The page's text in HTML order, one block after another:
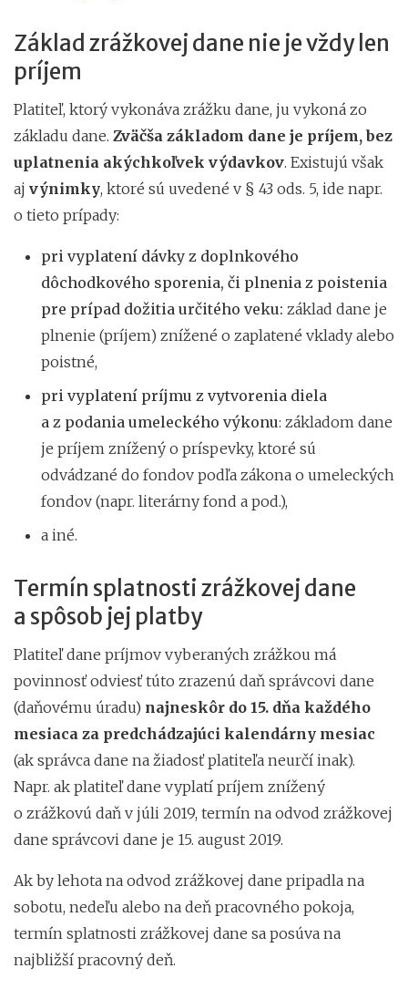
Základ zrážkovej dane nie je vždy len
príjem
Platiteľ, ktorý vykonáva zrážku dane, ju vykoná zo
základu dane. Zväčša základom dane je príjem, bez
uplatnenia akýchkoľvek výdavkov. Existujú však
aj výnimky, ktoré sú uvedené v § 43 ods. 5, ide napr.
o tieto prípady:
pri vyplatení dávky z doplnkového
dôchodkového sporenia, či plnenia z poistenia
pre prípad dožitia určitého veku: základ dane je
plnenie (príjem) znížené o zaplatené vklady alebo
poistné,
pri vyplatení príjmu z vytvorenia diela
a z podania umeleckého výkonu: základom dane
je príjem znížený o príspevky, ktoré sú
odvádzané do fondov podľa zákona o umeleckých
fondov (napr. literárny fond a pod.),
a iné.
Termín splatnosti zrážkovej dane
a spôsob jej platby
Platiteľ dane príjmov vyberaných zrážkou má
povinnosť odviesť túto zrazenú daň správcovi dane
(daňovému úradu) najneskôr do 15. dňa každého
mesiaca za predchádzajúci kalendárny mesiac
(ak správca dane na žiadosť platiteľa neurčí inak).
Napr. ak platiteľ dane vyplatí príjem znížený
o zrážkovú daň v júli 2019, termín na odvod zrážkovej
dane správcovi dane je 15. august 2019.
Ak by lehota na odvod zrážkovej dane pripadla na
sobotu, nedeľu alebo na deň pracovného pokoja,
termín splatnosti zrážkovej dane sa posúva na
najbližší pracovný deň.